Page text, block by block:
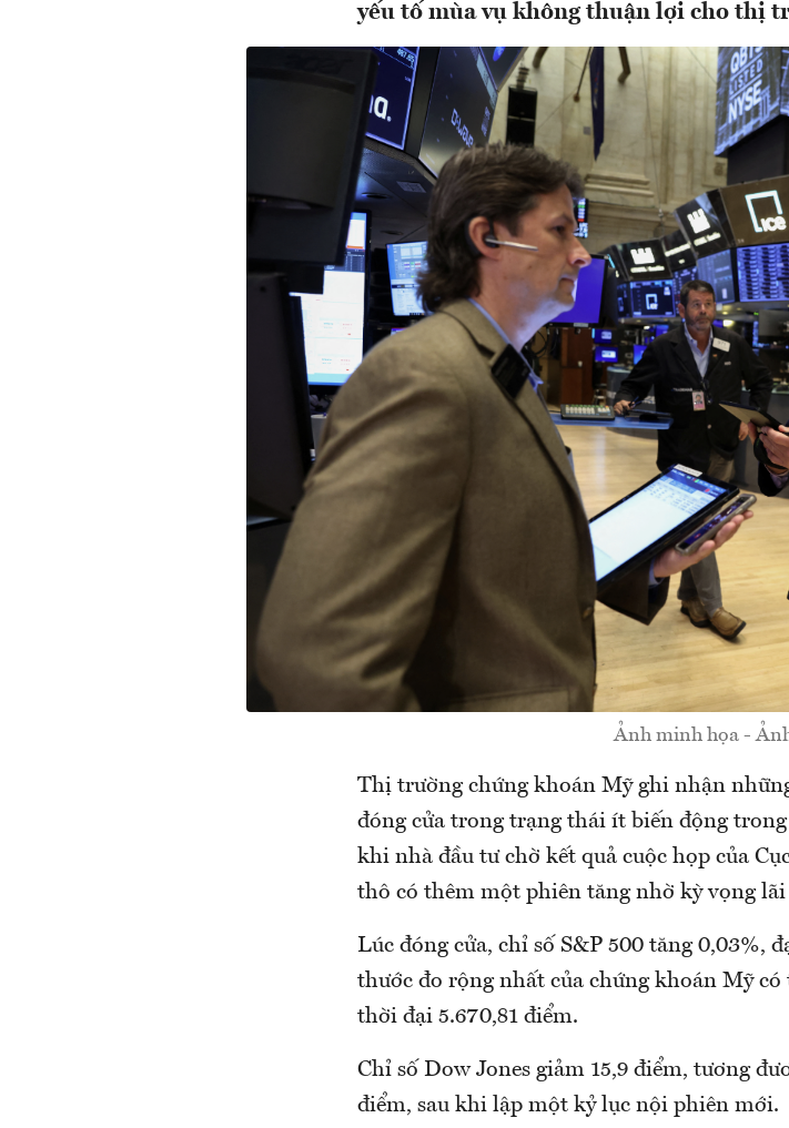
yếu tố mùa vụ không thuận lợi cho thị
Ảnh minh họa -
Thị trường chứng khoán Mỹ ghi nhận
đóng cửa trong trạng thái ít biến động
khi nhà đầu tư chờ kết quả cuộc họp của
thô có thêm một phiên tăng nhờ kỳ vọng lãi
Lúc đóng cửa, chỉ số S&P 500 tăng 0,03%,
thước đo rộng nhất của chứng khoán Mỹ
thời đại 5.670,81 điểm.
Chỉ số Dow Jones giảm 15,9 điểm, tương
điểm, sau khi lập một kỷ lục nội phiên mới.